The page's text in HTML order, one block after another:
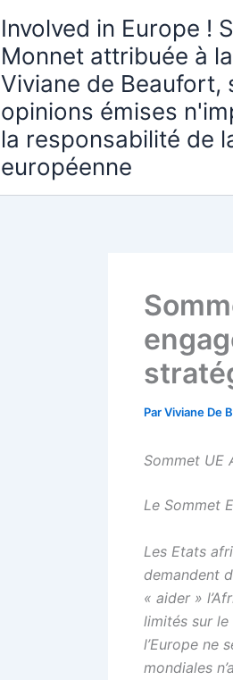
Involved in Europe !
Monnet attribuée à
Viviane de Beaufort,
opinions émises
la responsabilité de
européenne
ParViviane De
Sommet UE
Le Sommet
Les Etats
demandent
« aider »
limités sur le
l’Europe ne
mondiales